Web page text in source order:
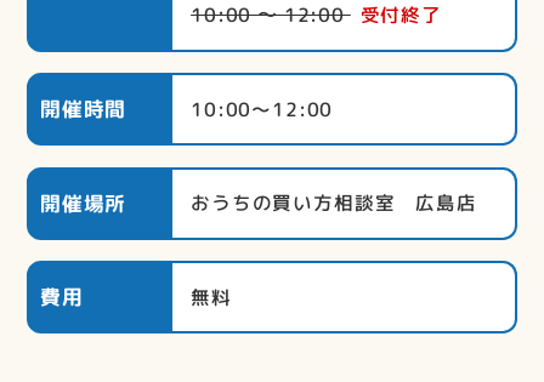
10:00 〜 12:00 受付終了
開催時間 10:00～12:00
開催場所 おうちの買い方相談室 広島店
費用 無料